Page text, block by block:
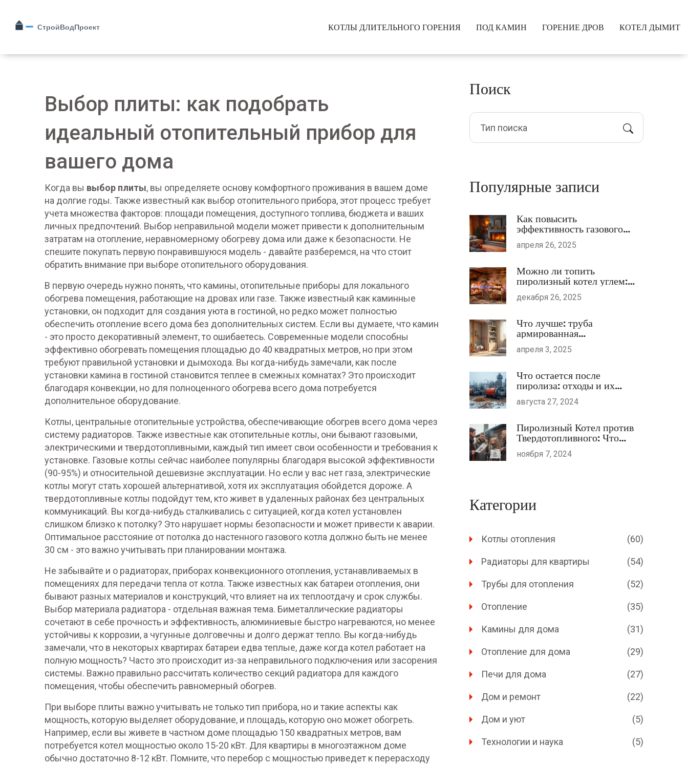
КОТЛЫ ДЛИТЕЛЬНОГО ГОРЕНИЯ ПОД КАМИН ГОРЕНИЕ ДРОВ КОТЕЛ ДЫМИТ
Выбор плиты: как подобрать
идеальный отопительный прибор для
вашего дома
Когда вы выбор плиты, вы определяете основу комфортного проживания в вашем доме
на долгие годы. Также известный как выбор отопительного прибора, этот процесс требует
учета множества факторов: площади помещения, доступного топлива, бюджета и ваших
личных предпочтений. Выбор неправильной модели может привести к дополнительным
затратам на отопление, неравномерному обогреву дома или даже к безопасности. Не
спешите покупать первую понравившуюся модель - давайте разберемся, на что стоит
обратить внимание при выборе отопительного оборудования.
В первую очередь нужно понять, что камины, отопительные приборы для локального
обогрева помещения, работающие на дровах или газе. Также известный как каминные
установки, он подходит для создания уюта в гостиной, но редко может полностью
обеспечить отопление всего дома без дополнительных систем. Если вы думаете, что камин
- это просто декоративный элемент, то ошибаетесь. Современные модели способны
эффективно обогревать помещения площадью до 40 квадратных метров, но при этом
требуют правильной установки и дымохода. Вы когда-нибудь замечали, как после
установки камина в гостиной становится теплее в смежных комнатах? Это происходит
благодаря конвекции, но для полноценного обогрева всего дома потребуется
дополнительное оборудование.
Котлы, центральные отопительные устройства, обеспечивающие обогрев всего дома через
систему радиаторов. Также известные как отопительные котлы, они бывают газовыми,
электрическими и твердотопливными, каждый тип имеет свои особенности и требования к
установке. Газовые котлы сейчас наиболее популярны благодаря высокой эффективности
(90-95%) и относительной дешевизне эксплуатации. Но если у вас нет газа, электрические
котлы могут стать хорошей альтернативой, хотя их эксплуатация обойдется дороже. А
твердотопливные котлы подойдут тем, кто живет в удаленных районах без центральных
коммуникаций. Вы когда-нибудь сталкивались с ситуацией, когда котел установлен
слишком близко к потолку? Это нарушает нормы безопасности и может привести к аварии.
Оптимальное расстояние от потолка до настенного газового котла должно быть не менее
30 см - это важно учитывать при планировании монтажа.
Не забывайте и о радиаторах, приборах конвекционного отопления, устанавливаемых в
помещениях для передачи тепла от котла. Также известных как батареи отопления, они
бывают разных материалов и конструкций, что влияет на их теплоотдачу и срок службы.
Выбор материала радиатора - отдельная важная тема. Биметаллические радиаторы
сочетают в себе прочность и эффективность, алюминиевые быстро нагреваются, но менее
устойчивы к коррозии, а чугунные долговечны и долго держат тепло. Вы когда-нибудь
замечали, что в некоторых квартирах батареи едва теплые, даже когда котел работает на
полную мощность? Часто это происходит из-за неправильного подключения или засорения
системы. Важно правильно рассчитать количество секций радиатора для каждого
помещения, чтобы обеспечить равномерный обогрев.
При выборе плиты важно учитывать не только тип прибора, но и такие аспекты как
мощность, которую выделяет оборудование, и площадь, которую оно может обогреть.
Например, если вы живете в частном доме площадью 150 квадратных метров, вам
потребуется котел мощностью около 15-20 кВт. Для квартиры в многоэтажном доме
обычно достаточно 8-12 кВт. Помните, что перебор с мощностью приведет к перерасходу
Поиск
Популярные записи
Как повысить
эффективность газового
камина: простые решения
для тёплого дома
апреля 26, 2025
Можно ли топить
пиролизный котел углем:
реальные возможности и
риски
декабря 26, 2025
Что лучше: труба
армированная
стекловолокном или
алюминием?
апреля 3, 2025
Что остается после
пиролиза: отходы и их
переработка
августа 27, 2024
Пиролизный Котел против
Твердотопливного: Что
Выбрать для Отопления
ноября 7, 2024
Категории
Котлы отопления (60)
Радиаторы для квартиры (54)
Трубы для отопления (52)
Отопление (35)
Камины для дома (31)
Отопление для дома (29)
Печи для дома (27)
Дом и ремонт (22)
Дом и уют (5)
Технологии и наука (5)